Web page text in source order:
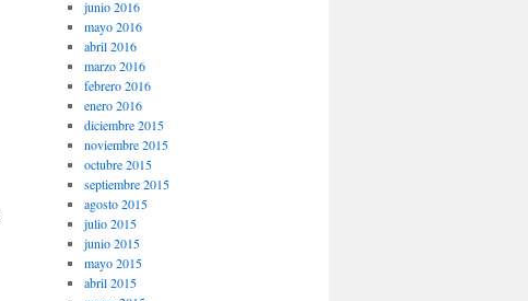
junio 2016
mayo 2016
abril 2016
marzo 2016
febrero 2016
enero 2016
diciembre 2015
noviembre 2015
octubre 2015
septiembre 2015
agosto 2015
julio 2015
junio 2015
mayo 2015
abril 2015